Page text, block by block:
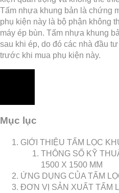
Tấm nhựa khung bản là chứng
phụ kiện này là bộ phận không
máy ép bùn. Tấm nhựa khung
sau khi ép, do đó các nhà đầu
trước khi mua phụ kiện này.
Mục lục
GIỚI THIỆU TẤM LỌC
THÔNG SỐ KỸ
1500 X 1500 MM
ỨNG DỤNG CỦA TẤM
ĐƠN VỊ SẢN XUẤT TẤM